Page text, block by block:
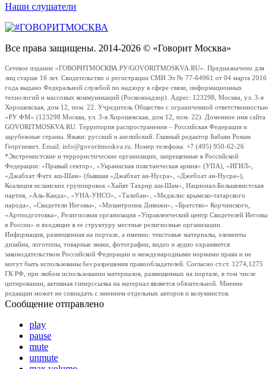
Наши слушатели
Все права защищены. 2014-2026 © «Говорит Москва»
Сетевое издание «ГОВОРИТМОСКВА.РУ/GOVORITMOSKVA.RU». Предназначено для
лиц старше 16 лет. Свидетельство о регистрации СМИ Эл № 77-64961 от 04 марта 2016
года выдано Федеральной службой по надзору в сфере связи, информационных
технологий и массовых коммуникаций (Роскомнадзор). Адрес: 123298, Москва, ул. 3-я
Хорошевская, дом 12, пом. 22. Учредитель Общество с ограниченной ответственностью
«РУ ФМ» (123298 Москва, ул. 3-я Хорошевская, дом 12, пом. 22). Доменное имя сайта
GOVORITMOSKVA.RU. Территория распространения – Российская Федерация и
зарубежные страны. Языки: русский и английский. Главный редактор Бабаян Роман
Георгиевич. Email: info@govoritmoskva.ru. Номер телефона: +7 (495) 950-62-26
*Экстремистские и террористические организации, запрещенные в Российской
Федерации: «Правый сектор», «Украинская повстанческая армия» (УПА), «ИГИЛ»,
«Джабхат Фатх аш-Шам» (бывшая «Джабхат ан-Нусра», «Джебхат ан-Нусра»),
Коалиция исламских группировок «Хайят Тахрир аш-Шам», Национал-Большевистская
партия, «Аль-Каида», «УНА-УНСО», «Талибан», «Меджлис крымско-татарского
народа», «Свидетели Иеговы», «Мизантропик Дивижн», «Братство» Корчинского,
«Артподготовка», Религиозная организация «Управленческий центр Свидетелей Иеговы
в России» и входящие в ее структуру местные религиозные организации.
Информация, размещенная на портале, а именно: текстовые материалы, элементы
дизайна, логотипы, товарные знаки, фотографии, видео и аудио охраняются
законодательством Российской Федерации и международными нормами права и не
могут быть использованы без разрешения правообладателей. Согласно ст.ст. 1274,1275
ГК РФ, при любом использовании материалов, размещенных на портале, в том числе
цитировании, активная гиперссылка на материал является обязательной. Мнение
редакции может не совпадать с мнением отдельных авторов и колумнистов.
Сообщение отправлено
play
pause
mute
unmute